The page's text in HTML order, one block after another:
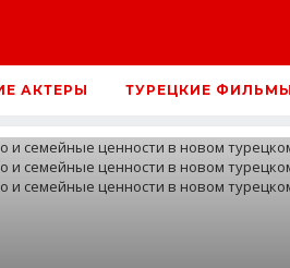
АКТЕРЫ ТУРЕЦКИЕ ФИЛЬМЫ